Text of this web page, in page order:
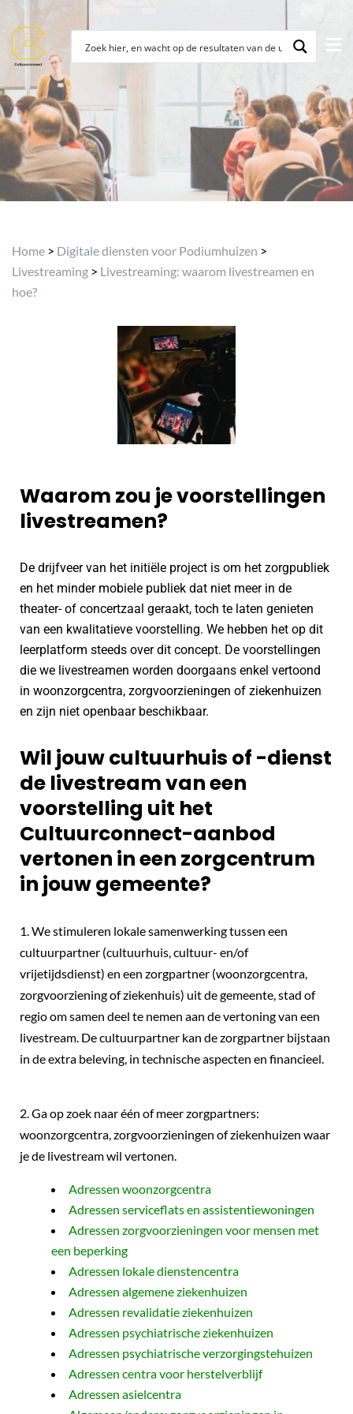
Home > Digitale diensten voor Podiumhuizen >
Livestreaming > Livestreaming: waarom livestreamen en
hoe?
Waarom zou je voorstellingen
livestreamen?
De drijfveer van het initiële project is om het zorgpubliek
en het minder mobiele publiek dat niet meer in de
theater- of concertzaal geraakt, toch te laten genieten
van een kwalitatieve voorstelling. We hebben het op dit
leerplatform steeds over dit concept. De voorstellingen
die we livestreamen worden doorgaans enkel vertoond
in woonzorgcentra, zorgvoorzieningen of ziekenhuizen
en zijn niet openbaar beschikbaar.
Wil jouw cultuurhuis of -dienst
de livestream van een
voorstelling uit het
Cultuurconnect-aanbod
vertonen in een zorgcentrum
in jouw gemeente?
1. We stimuleren lokale samenwerking tussen een
cultuurpartner (cultuurhuis, cultuur- en/of
vrijetijdsdienst) en een zorgpartner (woonzorgcentra,
zorgvoorziening of ziekenhuis) uit de gemeente, stad of
regio om samen deel te nemen aan de vertoning van een
livestream. De cultuurpartner kan de zorgpartner bijstaan
in de extra beleving, in technische aspecten en financieel.
2. Ga op zoek naar één of meer zorgpartners:
woonzorgcentra, zorgvoorzieningen of ziekenhuizen waar
je de livestream wil vertonen.
Adressen woonzorgcentra
Adressen serviceflats en assistentiewoningen
Adressen zorgvoorzieningen voor mensen met
een beperking
Adressen lokale dienstencentra
Adressen algemene ziekenhuizen
Adressen revalidatie ziekenhuizen
Adressen psychiatrische ziekenhuizen
Adressen psychiatrische verzorgingstehuizen
Adressen centra voor herstelverblijf
Adressen asielcentra